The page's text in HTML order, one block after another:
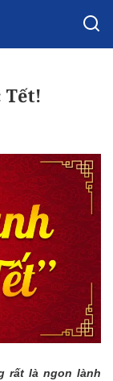
Tết!
rất là ngon lành